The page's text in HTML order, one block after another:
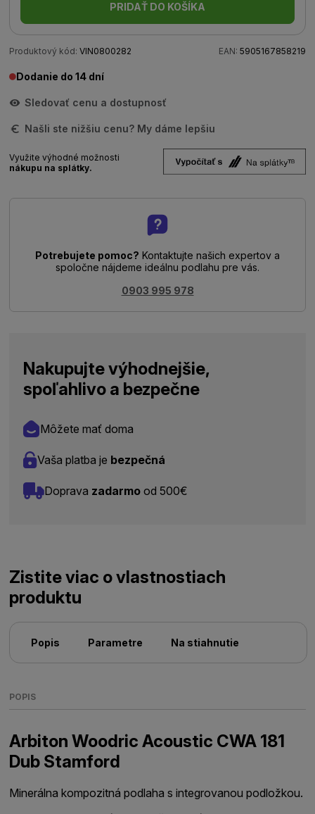
PRIDAŤ DO KOŠÍKA
Produktový kód: VIN0800282 EAN: 5905167858219
Dodanie do 14 dní
Sledovať cenu a dostupnosť
Našli ste nižšiu cenu? My dáme lepšiu
Využite výhodné možnosti
nákupu na splátky.
Potrebujete pomoc? Kontaktujte našich expertov a
spoločne nájdeme ideálnu podlahu pre vás.
0903 995 978
Nakupujte výhodnejšie,
spoľahlivo a bezpečne
Môžete mať doma
Vaša platba je bezpečná
Doprava zadarmo od 500€
Zistite viac o vlastnostiach
produktu
Popis Parametre Na stiahnutie
POPIS
Arbiton Woodric Acoustic CWA 181
Dub Stamford
Minerálna kompozitná podlaha s integrovanou podložkou.